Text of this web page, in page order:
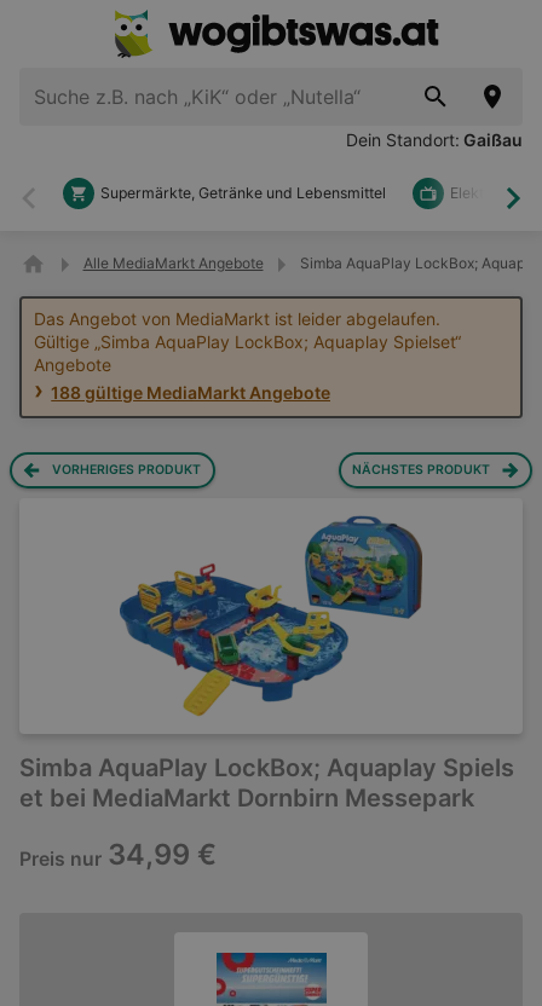
Dein Standort: Gaißau
Zurück
Supermärkte, Getränke und Lebensmittel Elektronik
Alle MediaMarkt Angebote Simba AquaPlay LockBox;
Das Angebot von MediaMarkt ist leider abgelaufen.
Gültige „Simba AquaPlay LockBox; Aquaplay Spielset“
Angebote
188 gültige MediaMarkt Angebote
VORHERIGES PRODUKT NÄCHSTES PRODUKT
Simba AquaPlay LockBox; Aquaplay Spiels
et bei MediaMarkt Dornbirn Messepark
Preis nur 34,99 €